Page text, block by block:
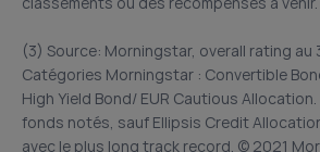
(3) Source: Morningstar, overall rating au
Catégories Morningstar : Convertible
High Yield Bond/ EUR Cautious Allocation.
fonds notés, sauf Ellipsis Credit
avec le plus long track record. © 2021